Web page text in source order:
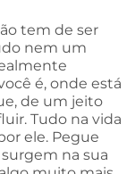
tem de ser
nem um
é, onde está
de um jeito
Tudo na vida
ele. Pegue
na sua